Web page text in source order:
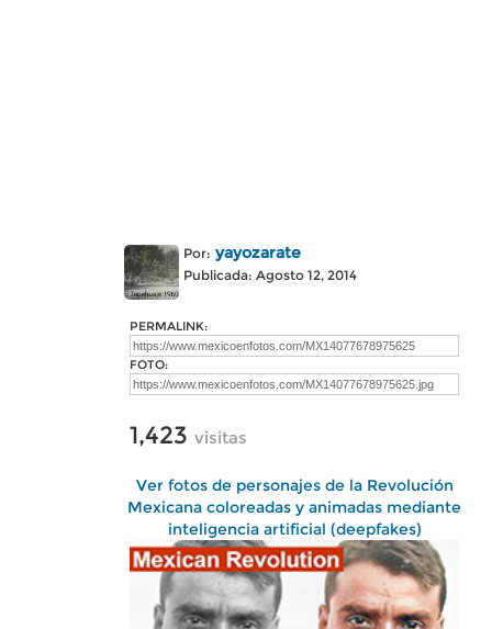
Por: yayozarate
Publicada: Agosto 12, 2014
PERMALINK:
FOTO:
1,423 visitas
Ver fotos de personajes de la Revolución
Mexicana coloreadas y animadas mediante
inteligencia artificial (deepfakes)